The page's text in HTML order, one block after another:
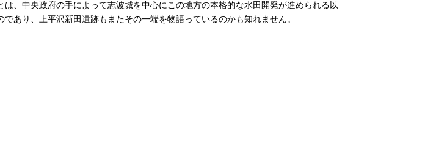
、中央政府の手によって志波城を中心にこの地方の本格的な水田開発が進められる以
あり、上平沢新田遺跡もまたその一端を物語っているのかも知れません。